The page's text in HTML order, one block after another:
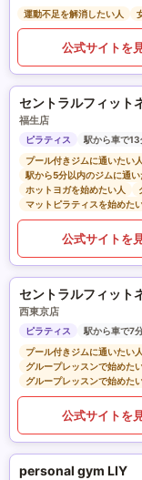
運動不足を解消したい人
公式サイトを
セントラルフィット
福生店
ピラティス
駅から車で13
プール付きジムに通いたい人
駅から5分以内のジムに通い
ホットヨガを始めたい人
マットピラティスを始めた
公式サイトを
セントラルフィット
西東京店
ピラティス
駅から車で7
プール付きジムに通いたい人
グループレッスンで始めた
グループレッスンで始めた
公式サイトを
personal gym LIY